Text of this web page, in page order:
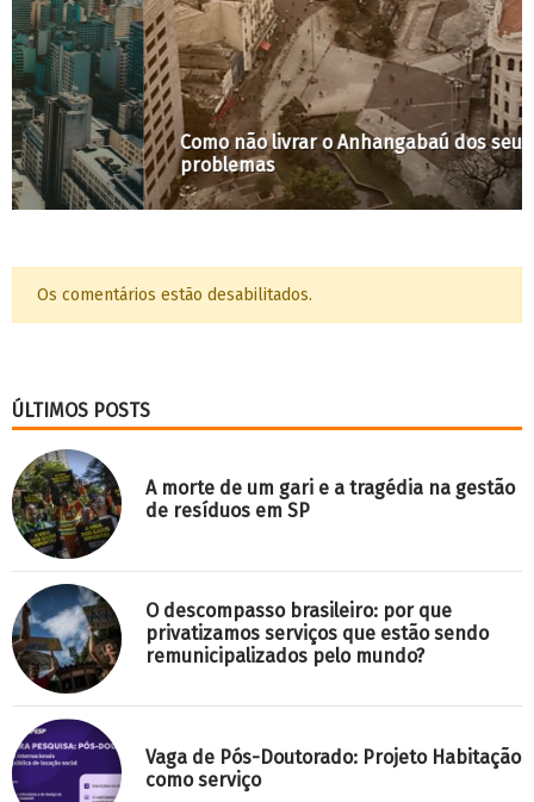
Como não livrar o Anhangabaú dos seus velhos
problemas
Os comentários estão desabilitados.
ÚLTIMOS POSTS
A morte de um gari e a tragédia na gestão
de resíduos em SP
O descompasso brasileiro: por que
privatizamos serviços que estão sendo
remunicipalizados pelo mundo?
Vaga de Pós-Doutorado: Projeto Habitação
como serviço